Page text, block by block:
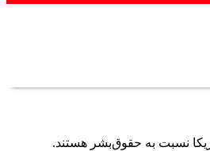
نسبت به حقوق‌بشر هستند.